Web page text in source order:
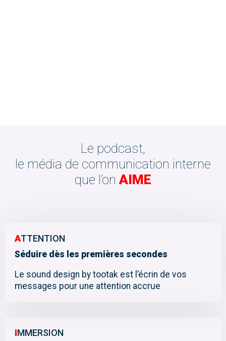
Le podcast,
le média de communication interne
que l’on AIME
ATTENTION
Séduire dès les premières secondes
Le sound design by tootak est l’écrin de vos
messages pour une attention accrue
IMMERSION